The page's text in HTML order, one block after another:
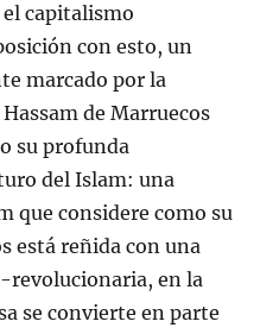
capitalismo
con esto, un
marcado por la
de Marruecos
su profunda
del Islam: una
que considere como su
está reñida con una
en la
se convierte en parte